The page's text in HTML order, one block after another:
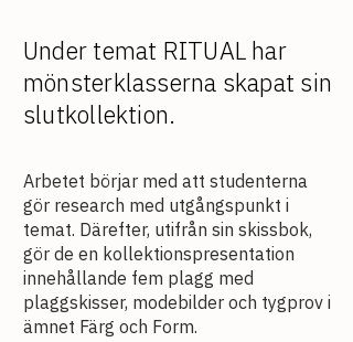
Under temat RITUAL har
mönsterklasserna skapat sin
slutkollektion.
Arbetet börjar med att studenterna
gör research med utgångspunkt i
temat. Därefter, utifrån sin skissbok,
gör de en kollektionspresentation
innehållande fem plagg med
plaggskisser, modebilder och tygprov i
ämnet Färg och Form.